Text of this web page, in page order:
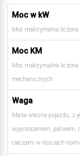
Moc w kW
Moc maksymalna liczona
Moc KM
Moc maksymalna liczona
mechanicznych
Waga
Masa własna pojazdu, z
wyposażeniem, paliwem,
cieczami w ilościach